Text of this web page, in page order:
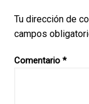
Tu dirección de
campos
Comentario *